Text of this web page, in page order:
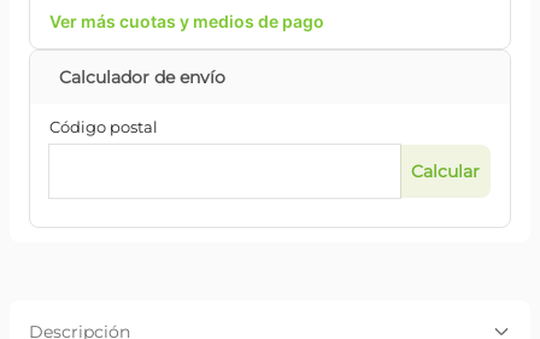
Ver más cuotas y medios de pago
Código postal
Descripción